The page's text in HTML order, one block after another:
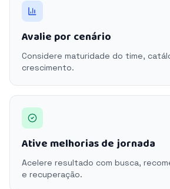
Avalie por cenário
Considere maturidade do time,
crescimento.
Ative melhorias de jornada
Acelere resultado com busca,
e recuperação.